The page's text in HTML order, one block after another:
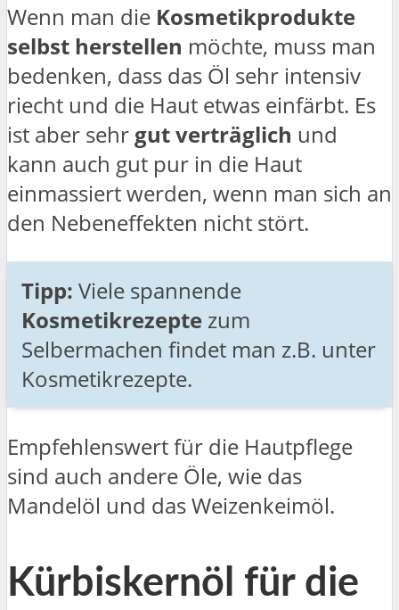
Wenn man die Kosmetikprodukte
selbst herstellen möchte, muss man
bedenken, dass das Öl sehr intensiv
riecht und die Haut etwas einfärbt. Es
ist aber sehr gut verträglich und
kann auch gut pur in die Haut
einmassiert werden, wenn man sich an
den Nebeneffekten nicht stört.
Tipp: Viele spannende
Kosmetikrezepte zum
Selbermachen findet man z.B. unter
Kosmetikrezepte.
Empfehlenswert für die Hautpflege
sind auch andere Öle, wie das
Mandelöl und das Weizenkeimöl.
Kürbiskernöl für die